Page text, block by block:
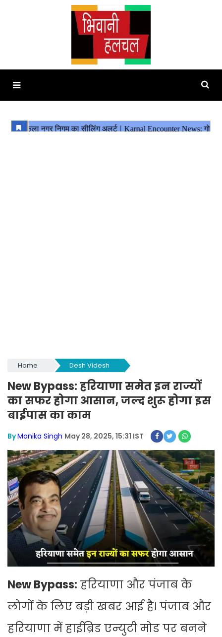
Home Desh Videsh
New Bypass: हरियाणा समेत इन राज्यों
का सफर होगा आसान, जल्द शुरू होगा इस
बाईपास का काम
ByMonika Singh May 28, 2025, 15:31 IST
New Bypass: हरियाणा और पंजाब के
लोगों के लिए बड़ी खबर आई है। पंजाब और
हरियाणा में हाईब्रिड एन्युटी मोड पर बनने